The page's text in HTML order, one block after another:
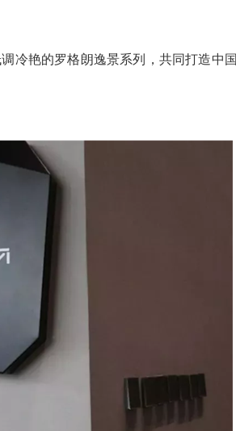
冷艳的罗格朗逸景系列，共同打造中国